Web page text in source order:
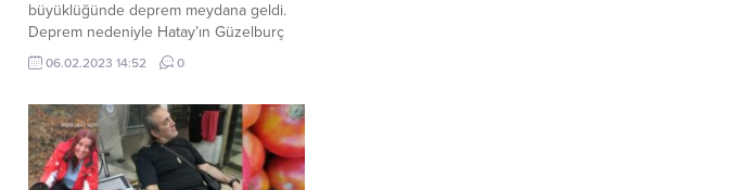
büyüklüğünde deprem meydana geldi.
Deprem nedeniyle Hatay’ın Güzelburç
Mahallesi’nde binalar yıkıldı. Yıkılına
binalar havadan böyle görüntülendi.
ilçesi olan ve 10 ili etkileyen 7,7
büyüklüğündeki deprem ve Elbistan
merkezli 7,6 büyüklüğünde diğer
deprem, Hatay’ın Antakya ilçesinde de
06.02.2023 14:52 0